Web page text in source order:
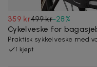
359 kr499 kr-28%
Cykelveske for
Praktisk sykkelveske med
1 kjøpt